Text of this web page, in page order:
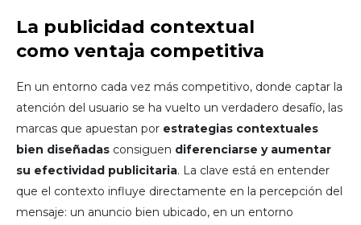
La publicidad contextual
como ventaja competitiva
En un entorno cada vez más competitivo, donde captar la
atención del usuario se ha vuelto un verdadero desafío, las
marcas que apuestan por estrategias contextuales
bien diseñadas consiguen diferenciarse y aumentar
su efectividad publicitaria. La clave está en entender
que el contexto influye directamente en la percepción del
mensaje: un anuncio bien ubicado, en un entorno